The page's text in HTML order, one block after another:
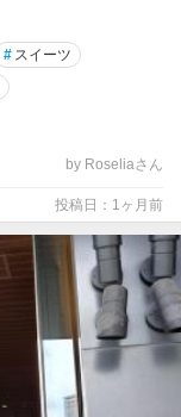
# スイーツ
by Roseliaさん
投稿日：1ヶ月前